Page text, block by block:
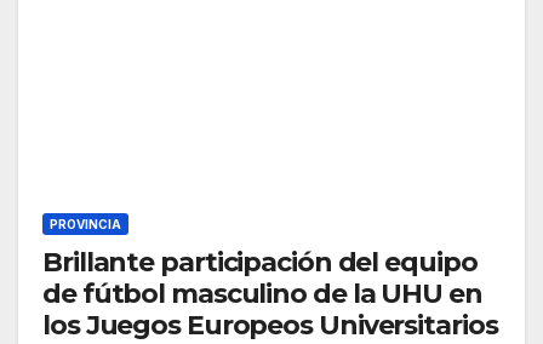
PROVINCIA
Brillante participación del equipo
de fútbol masculino de la UHU en
los Juegos Europeos Universitarios